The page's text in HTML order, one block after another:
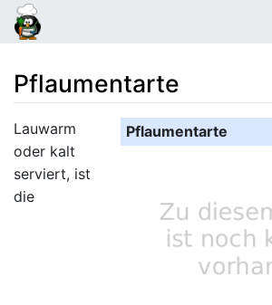
Pflaumentarte
Wechseln zu: Navigation,Suche
Pflaumentarte
Lauwarm
oder kalt
serviert, ist
die